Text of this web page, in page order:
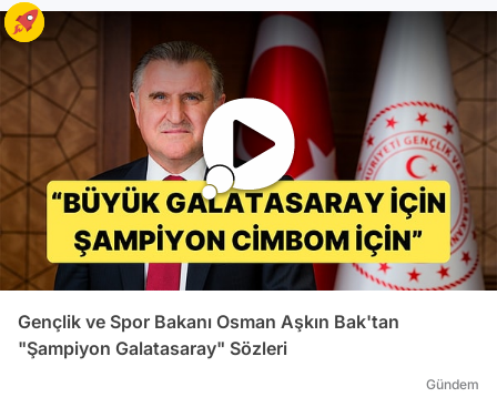
Gençlik ve Spor Bakanı Osman Aşkın Bak'tan
"Şampiyon Galatasaray" Sözleri
Gündem